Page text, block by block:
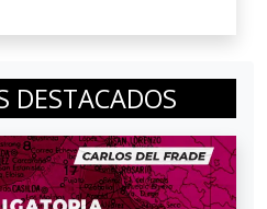
DESTACADOS